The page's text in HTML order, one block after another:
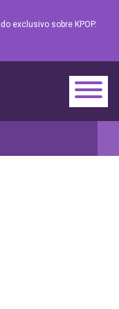
exclusivo sobre KPOP.